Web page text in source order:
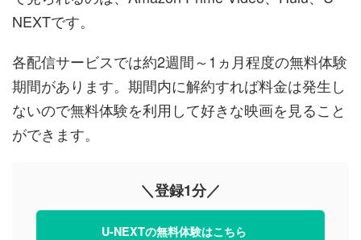
NEXTです。
各配信サービスでは約2週間～1ヵ月程度の無料体験
期間があります。期間内に解約すれば料金は発生し
ないので無料体験を利用して好きな映画を見ること
ができます。
＼登録1分／
U-NEXTの無料体験はこちら